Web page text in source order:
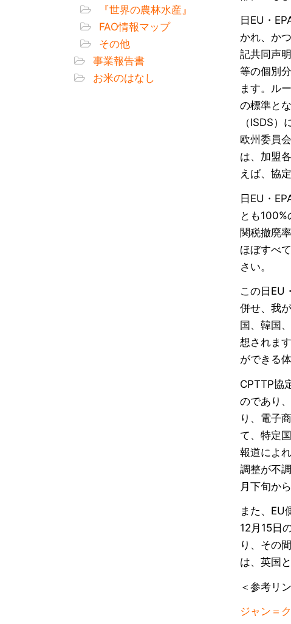
『世界の農林水産』
FAO情報マップ
その他
事業報告書
お米のはなし
日EU・
かれ、か
記共同声
等の個別
ます。ル
の標準と
（ISDS
欧州委員
は、加盟
えば、協
日EU・
とも
関税撤廃
ほぼすべ
さい。
この日EU
併せ、我
国、韓国
想されま
ができる
CPTTP協
のであり
り、電子
て、特定
報道によ
調整が不
月下旬か
また、EU
12月15日
り、その
は、英国
＜参考リ
ジャン＝